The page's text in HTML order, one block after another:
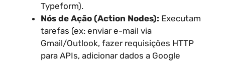
Typeform).
Nós de Ação (Action Nodes): Executam
tarefas (ex: enviar e-mail via
Gmail/Outlook, fazer requisições HTTP
para APIs, adicionar dados a Google